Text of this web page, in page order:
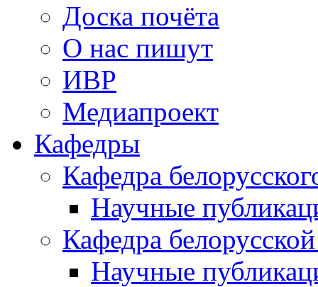
Доска почёта
О нас пишут
ИВР
Медиапроект
Кафедры
Кафедра
Научные
Кафедра
Научные